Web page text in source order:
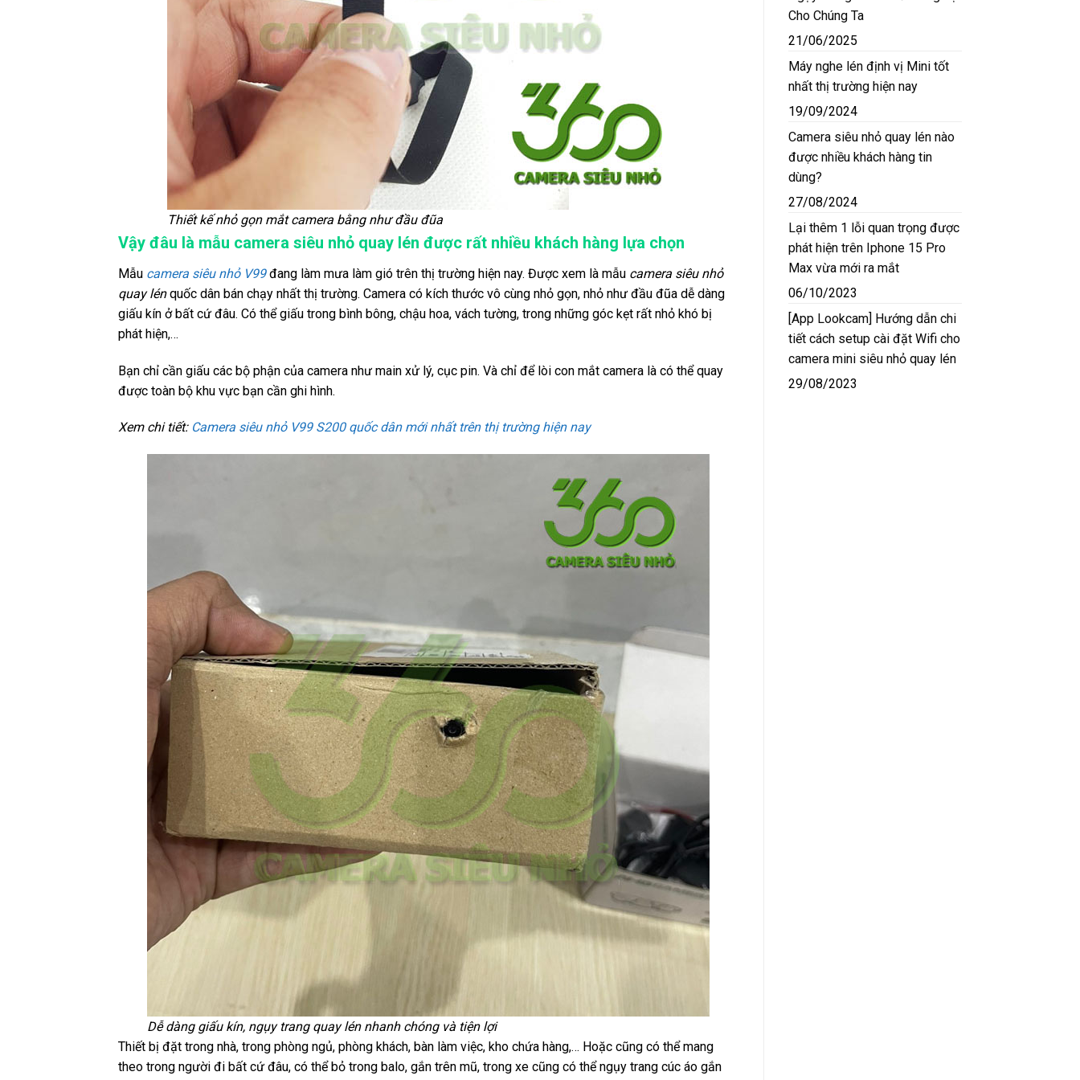
Thiết kế nhỏ gọn mắt camera bằng như đầu đũa
Vậy đâu là mẫu camera siêu nhỏ quay lén được rất nhiều khách hàng lựa chọn
Mẫu camera siêu nhỏ V99đang làm mưa làm gió trên thị trường hiện nay. Được xem là mẫu camera siêu nhỏ
quay lénquốc dân bán chạy nhất thị trường. Camera có kích thước vô cùng nhỏ gọn, nhỏ như đầu đũa dễ dàng
giấu kín ở bất cứ đâu. Có thể giấu trong bình bông, chậu hoa, vách tường, trong những góc kẹt rất nhỏ khó bị
phát hiện,…
Bạn chỉ cần giấu các bộ phận của camera như main xử lý, cục pin. Và chỉ để lòi con mắt camera là có thể quay
được toàn bộ khu vực bạn cần ghi hình.
Xem chi tiết: Camera siêu nhỏ V99 S200 quốc dân mới nhất trên thị trường hiện nay
Dễ dàng giấu kín, ngụy trang quay lén nhanh chóng và tiện lợi
Thiết bị đặt trong nhà, trong phòng ngủ, phòng khách, bàn làm việc, kho chứa hàng,… Hoặc cũng có thể mang
theo trong người đi bất cứ đâu, có thể bỏ trong balo, gắn trên mũ, trong xe cũng có thể ngụy trang cúc áo gắn
Cho Chúng Ta
21/06/2025
Máy nghe lén định vị Mini tốt
nhất thị trường hiện nay
19/09/2024
Camera siêu nhỏ quay lén nào
được nhiều khách hàng tin
dùng?
27/08/2024
Lại thêm 1 lỗi quan trọng được
phát hiện trên Iphone 15 Pro
Max vừa mới ra mắt
06/10/2023
[App Lookcam] Hướng dẫn chi
tiết cách setup cài đặt Wifi cho
camera mini siêu nhỏ quay lén
29/08/2023